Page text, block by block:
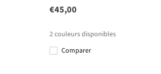
€45,00
2couleurs disponibles
Comparer